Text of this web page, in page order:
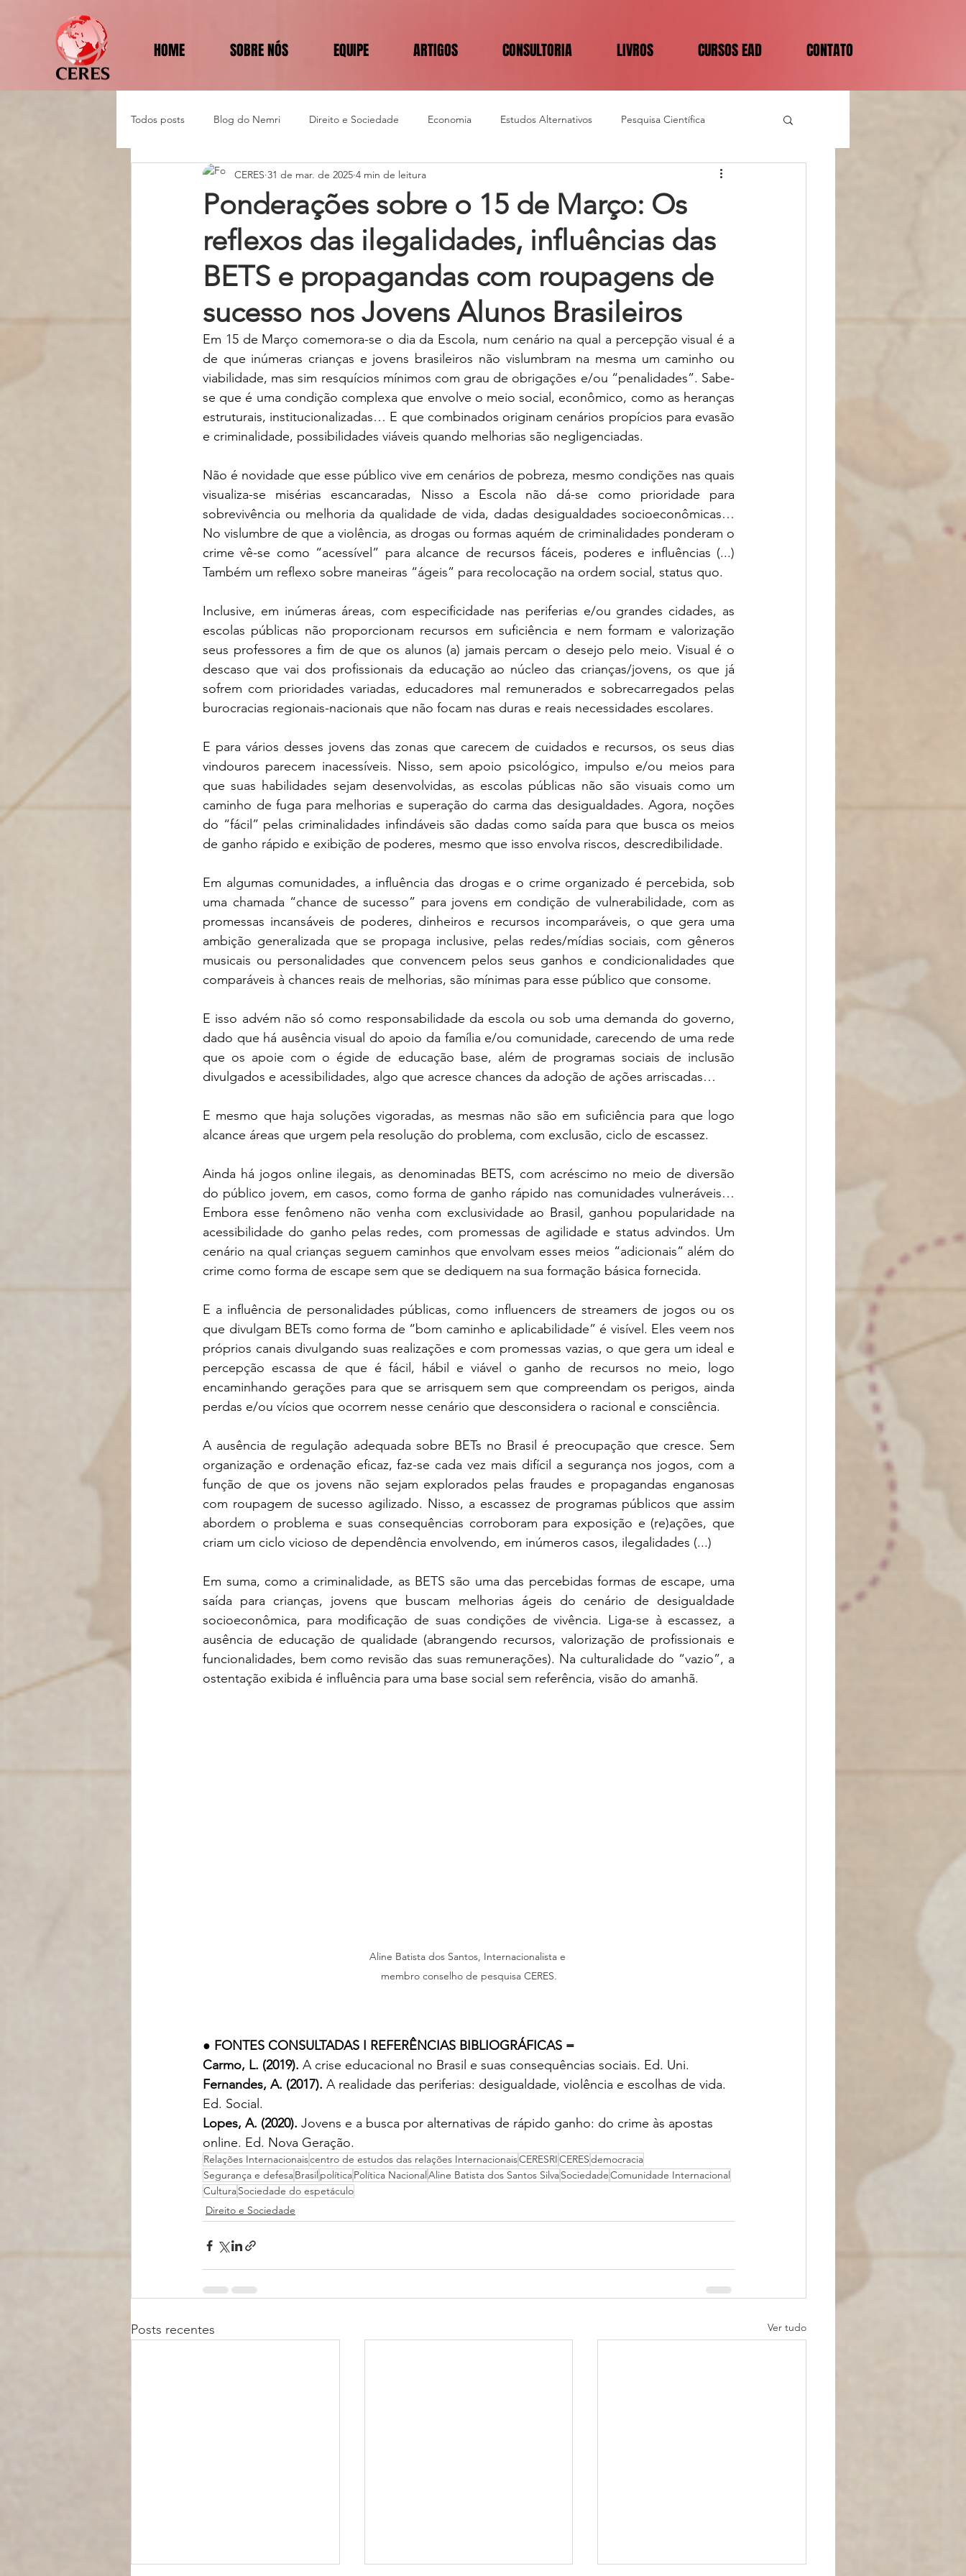
HOME SOBRE NÓS EQUIPE ARTIGOS CONSULTORIA LIVROS CURSOS EAD CONTATO
Todos posts Blog do Nemri Direito e Sociedade Economia Estudos Alternativos Pesquisa Científica
Política e Diplomacia
Ponderações sobre o 15 de Março: Os
reflexos das ilegalidades, influências das
BETS e propagandas com roupagens de
sucesso nos Jovens Alunos Brasileiros
CERES 31 de mar. de 2025 4 min de leitura
Em 15 de Março comemora-se o dia da Escola, num cenário na qual a percepção visual é a
de que inúmeras crianças e jovens brasileiros não vislumbram na mesma um caminho ou
viabilidade, mas sim resquícios mínimos com grau de obrigações e/ou “penalidades”. Sabe-
se que é uma condição complexa que envolve o meio social, econômico, como as heranças
estruturais, institucionalizadas… E que combinados originam cenários propícios para evasão
e criminalidade, possibilidades viáveis quando melhorias são negligenciadas.
Não é novidade que esse público vive em cenários de pobreza, mesmo condições nas quais
visualiza-se misérias escancaradas, Nisso a Escola não dá-se como prioridade para
sobrevivência ou melhoria da qualidade de vida, dadas desigualdades socioeconômicas…
No vislumbre de que a violência, as drogas ou formas aquém de criminalidades ponderam o
crime vê-se como “acessível” para alcance de recursos fáceis, poderes e influências (...)
Também um reflexo sobre maneiras “ágeis” para recolocação na ordem social, status quo.
Inclusive, em inúmeras áreas, com especificidade nas periferias e/ou grandes cidades, as
escolas públicas não proporcionam recursos em suficiência e nem formam e valorização
seus professores a fim de que os alunos (a) jamais percam o desejo pelo meio. Visual é o
descaso que vai dos profissionais da educação ao núcleo das crianças/jovens, os que já
sofrem com prioridades variadas, educadores mal remunerados e sobrecarregados pelas
burocracias regionais-nacionais que não focam nas duras e reais necessidades escolares.
E para vários desses jovens das zonas que carecem de cuidados e recursos, os seus dias
vindouros parecem inacessíveis. Nisso, sem apoio psicológico, impulso e/ou meios para
que suas habilidades sejam desenvolvidas, as escolas públicas não são visuais como um
caminho de fuga para melhorias e superação do carma das desigualdades. Agora, noções
do “fácil” pelas criminalidades infindáveis são dadas como saída para que busca os meios
de ganho rápido e exibição de poderes, mesmo que isso envolva riscos, descredibilidade.
Em algumas comunidades, a influência das drogas e o crime organizado é percebida, sob
uma chamada “chance de sucesso” para jovens em condição de vulnerabilidade, com as
promessas incansáveis de poderes, dinheiros e recursos incomparáveis, o que gera uma
ambição generalizada que se propaga inclusive, pelas redes/mídias sociais, com gêneros
musicais ou personalidades que convencem pelos seus ganhos e condicionalidades que
comparáveis à chances reais de melhorias, são mínimas para esse público que consome.
E isso advém não só como responsabilidade da escola ou sob uma demanda do governo,
dado que há ausência visual do apoio da família e/ou comunidade, carecendo de uma rede
que os apoie com o égide de educação base, além de programas sociais de inclusão
divulgados e acessibilidades, algo que acresce chances da adoção de ações arriscadas…
E mesmo que haja soluções vigoradas, as mesmas não são em suficiência para que logo
alcance áreas que urgem pela resolução do problema, com exclusão, ciclo de escassez.
Ainda há jogos online ilegais, as denominadas BETS, com acréscimo no meio de diversão
do público jovem, em casos, como forma de ganho rápido nas comunidades vulneráveis…
Embora esse fenômeno não venha com exclusividade ao Brasil, ganhou popularidade na
acessibilidade do ganho pelas redes, com promessas de agilidade e status advindos. Um
cenário na qual crianças seguem caminhos que envolvam esses meios “adicionais” além do
crime como forma de escape sem que se dediquem na sua formação básica fornecida.
E a influência de personalidades públicas, como influencers de streamers de jogos ou os
que divulgam BETs como forma de “bom caminho e aplicabilidade” é visível. Eles veem nos
próprios canais divulgando suas realizações e com promessas vazias, o que gera um ideal e
percepção escassa de que é fácil, hábil e viável o ganho de recursos no meio, logo
encaminhando gerações para que se arrisquem sem que compreendam os perigos, ainda
perdas e/ou vícios que ocorrem nesse cenário que desconsidera o racional e consciência.
A ausência de regulação adequada sobre BETs no Brasil é preocupação que cresce. Sem
organização e ordenação eficaz, faz-se cada vez mais difícil a segurança nos jogos, com a
função de que os jovens não sejam explorados pelas fraudes e propagandas enganosas
com roupagem de sucesso agilizado. Nisso, a escassez de programas públicos que assim
abordem o problema e suas consequências corroboram para exposição e (re)ações, que
criam um ciclo vicioso de dependência envolvendo, em inúmeros casos, ilegalidades (...)
Em suma, como a criminalidade, as BETS são uma das percebidas formas de escape, uma
saída para crianças, jovens que buscam melhorias ágeis do cenário de desigualdade
socioeconômica, para modificação de suas condições de vivência. Liga-se à escassez, a
ausência de educação de qualidade (abrangendo recursos, valorização de profissionais e
funcionalidades, bem como revisão das suas remunerações). Na culturalidade do “vazio”, a
ostentação exibida é influência para uma base social sem referência, visão do amanhã.
Aline Batista dos Santos, Internacionalista e
membro conselho de pesquisa CERES.
● FONTES CONSULTADAS I REFERÊNCIAS BIBLIOGRÁFICAS =
Carmo, L. (2019). A crise educacional no Brasil e suas consequências sociais. Ed. Uni.
Fernandes, A. (2017). A realidade das periferias: desigualdade, violência e escolhas de vida.
Ed. Social.
Lopes, A. (2020). Jovens e a busca por alternativas de rápido ganho: do crime às apostas
online. Ed. Nova Geração.
Relações Internacionaiscentro de estudos das relações InternacionaisCERESRICERESdemocracia
Segurança e defesaBrasil políticaPolítica NacionalAline Batista dos Santos SilvaSociedadeComunidade Internacional
CulturaSociedade do espetáculo
Direito e Sociedade
Posts recentes Ver tudo